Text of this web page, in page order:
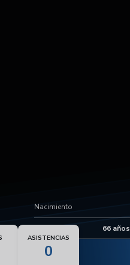
Nacimiento
66 años
ASISTENCIAS
0